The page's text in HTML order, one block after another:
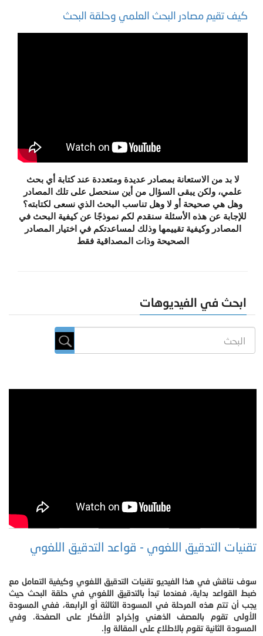
كيف تقيم مصادر البحث العلمي وحلقة البحث
لا بد من الاستعانة بمصادر عديدة ومتعددة عند كتابة أي بحث
علمي، ولكن يبقى السؤال من أين سنحصل على تلك المصادر
وهل هي صحيحة أو لا وهل تناسب البحث الذي نسعى لكتابته؟
للإجابة عن هذه الأسئلة سنقدم لكم نموذجًا عن كيفية البحث في
المصادر وكيفية تقييمها وذلك لمساعدتكم في اختيار المصادر
الصحيحة وذات المصداقية فقط
ابحث في الفيديوهات
تقنيات التدقيق اللغوي - قواعد التدقيق اللغوي
سوف نناقش في هذا الفيديو تقنيات التدقيق اللغوي وكيفية التعامل مع
ضبط القواعد بداية، فعندما تبدأ بالتدقيق اللغوي في حلقة البحث حيث
يجب أن تتم هذه المرحلة في المسودة الثالثة أو الرابعة، ففي المسودة
الأولى تقوم بالعصف الذهني وإخراج الأفكار على الصفحة. وفي
المسودة الثانية تقوم بالاطلاع على المقالة وإ.